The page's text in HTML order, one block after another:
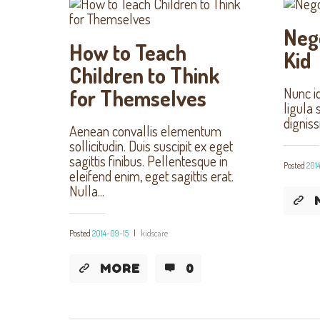
How to Teach
Children to Think
for Themselves
Aenean convallis elementum
sollicitudin. Duis suscipit ex eget
sagittis finibus. Pellentesque in
eleifend enim, eget sagittis erat.
Nulla...
Posted 2014-09-15 kidscare
MORE 0
Kid
Nunc
ligula
Posted